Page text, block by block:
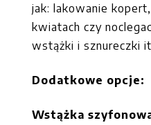
jak: lakowanie
kwiatach czy
wstążki i sznureczki
Dodatkowe opcje:
Wstążka